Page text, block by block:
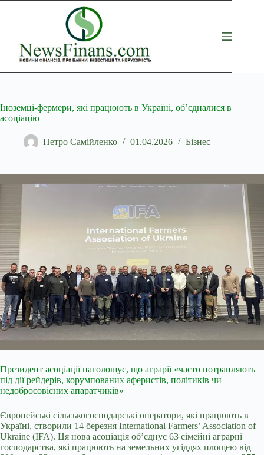
Перейти
Іноземці-фермери, які працюють в Україні, об’єдналися в
асоціацію
Петро Самійленко 01.04.2026 Бізнес
Президент асоціації наголошує, що аграрії «часто потрапляють
під дії рейдерів, корумпованих аферистів, політиків чи
недобросовісних апаратчиків»
Європейські сільськогосподарські оператори, які працюють в
Україні, створили 14 березня International Farmers’ Association of
Ukraine (IFA). Ця нова асоціація об’єднує 63 сімейні аграрні
господарства, які працюють на земельних угіддях площею від